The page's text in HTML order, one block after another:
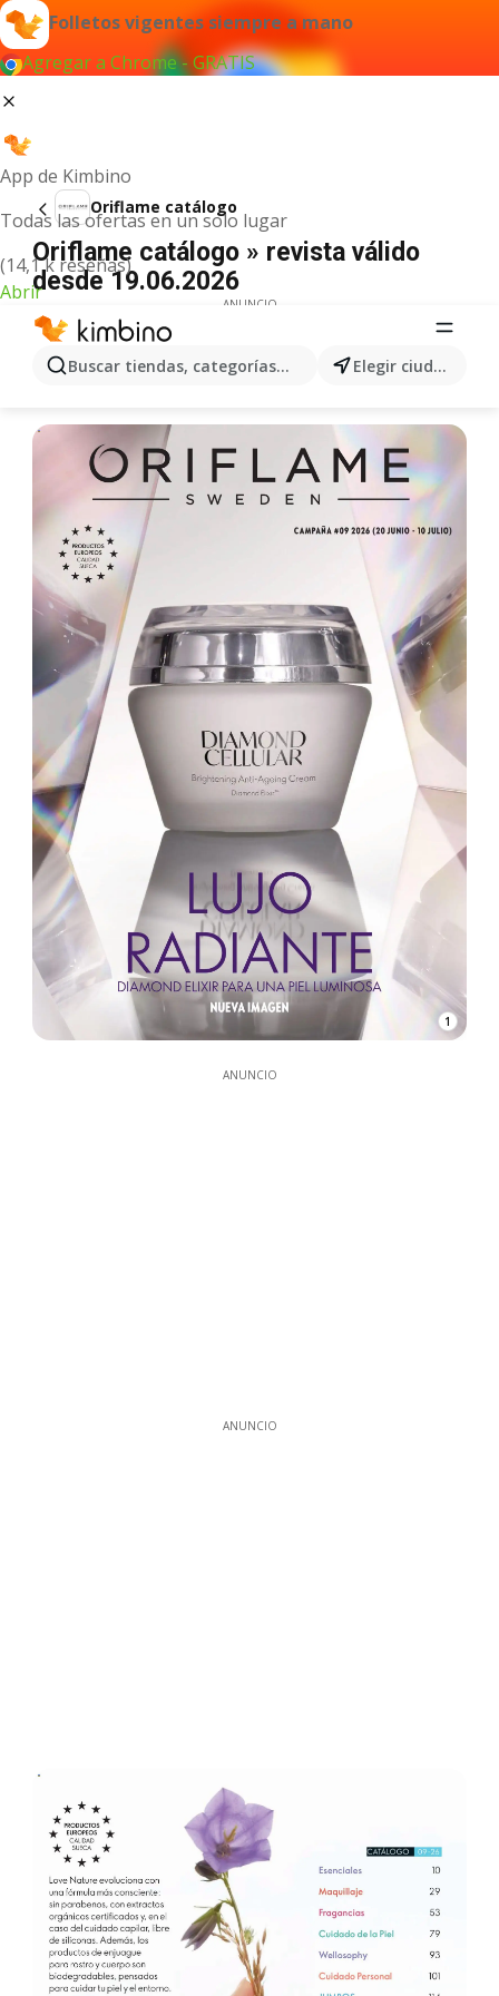
Folletos vigentes siempre a mano
Agregar a Chrome - GRATIS
App de Kimbino
Todas las ofertas en un solo lugar
(14,1 k reseñas)
Abrir
Buscar tiendas, categorías, productos... Elegir ciudad
Oriflame catálogo
Oriflame catálogo » revista válido
desde 19.06.2026
ANUNCIO
1
ANUNCIO
ANUNCIO